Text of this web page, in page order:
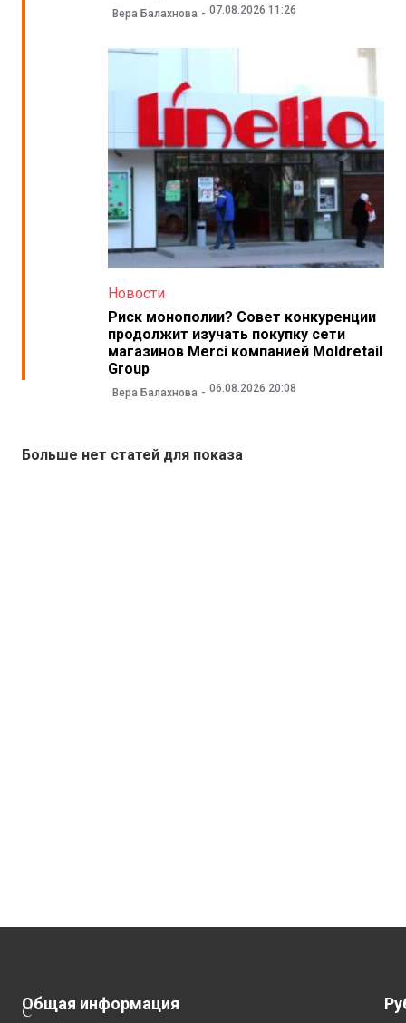
Вера Балахнова 07.08.2026 11:26
Новости
Риск монополии? Совет конкуренции
продолжит изучать покупку сети
магазинов Merci компанией Moldretail
Group
Вера Балахнова 06.08.2026 20:08
Больше нет статей для показа
С
Общая информация